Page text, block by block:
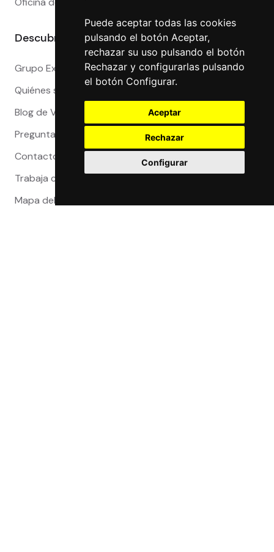
Puede aceptar todas las cookies
pulsando el botón Aceptar,
rechazar su uso pulsando el botón
Rechazar y configurarlas pulsando
el botón Configurar.
Aceptar
Rechazar
Configurar
Descubre más
Grupo Exact
Quiénes somos
Blog de Viajeros
Preguntas Frecuentes
Contacto
Trabaja con nosotros
Mapa del sitio